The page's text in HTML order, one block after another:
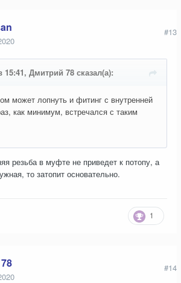
#13
15:41, Дмитрий 78 сказал(а):
может лопнуть и фитинг с внутренней
как минимум, встречался с таким
резьба в муфте не приведет к потопу, а
то затопит основательно.
1
#14